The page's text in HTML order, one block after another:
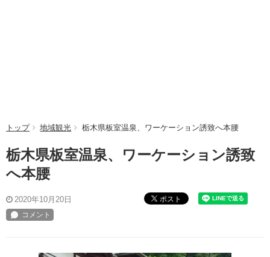
トップ 地域観光 栃木県板室温泉、ワーケーション誘致へ本腰
栃木県板室温泉、ワーケーション誘致
へ本腰
2020年10月20日 ポスト